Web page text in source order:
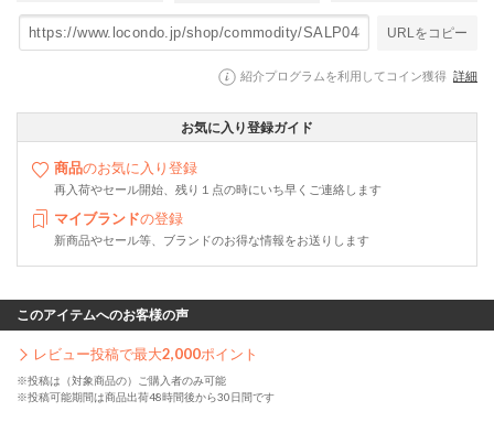
URLをコピー
紹介プログラムを利用してコイン獲得 詳細
お気に入り登録ガイド
商品のお気に入り登録
再入荷やセール開始、残り１点の時にいち早くご連絡します
マイブランドの登録
新商品やセール等、ブランドのお得な情報をお送りします
このアイテムへのお客様の声
レビュー投稿で最大2,000ポイント
※投稿は（対象商品の）ご購入者のみ可能
※投稿可能期間は商品出荷48時間後から30日間です